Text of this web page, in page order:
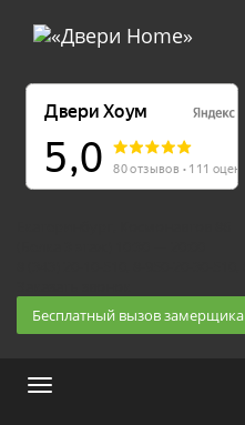
Бесплатный вызов замерщика
Меню